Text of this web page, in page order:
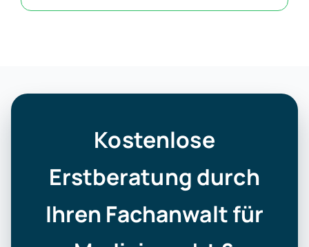
Kostenlose
Erstberatung durch
Ihren Fachanwalt für